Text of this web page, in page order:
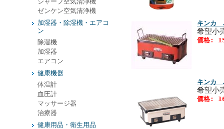
ゼンケン空気清浄機
加湿器・除湿機・エアコ
ン
除湿機
加湿器
エアコン
健康機器
体温計
血圧計
マッサージ器
治療器
健康用品・衛生用品
キンカ
希望
価格:
キンカ
希望
価格: